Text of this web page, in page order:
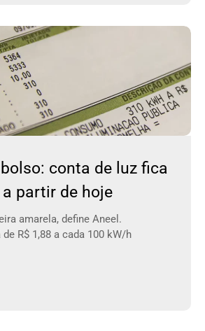
conta de luz fica
partir de hoje
amarela, define Aneel.
R$ 1,88 a cada 100 kW/h